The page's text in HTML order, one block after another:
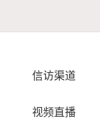
信访渠道
视频直播